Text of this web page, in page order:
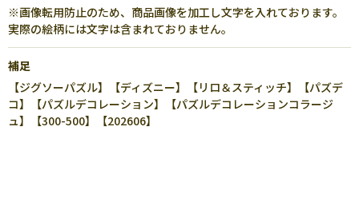
※画像転用防止のため、商品画像を加工し文字を入れております。
実際の絵柄には文字は含まれておりません。
補足
【ジグソーパズル】【ディズニー】【リロ＆スティッチ】【パズデ
コ】【パズルデコレーション】【パズルデコレーションコラージ
ュ】【300-500】【202606】